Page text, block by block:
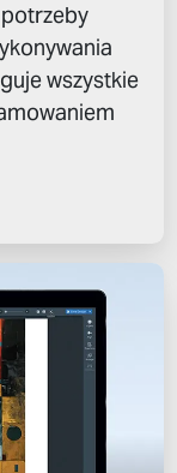
wszystkie